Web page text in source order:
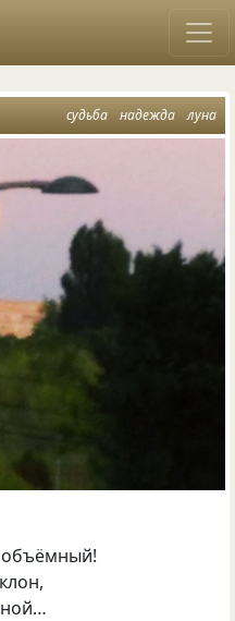
судьба надежда луна